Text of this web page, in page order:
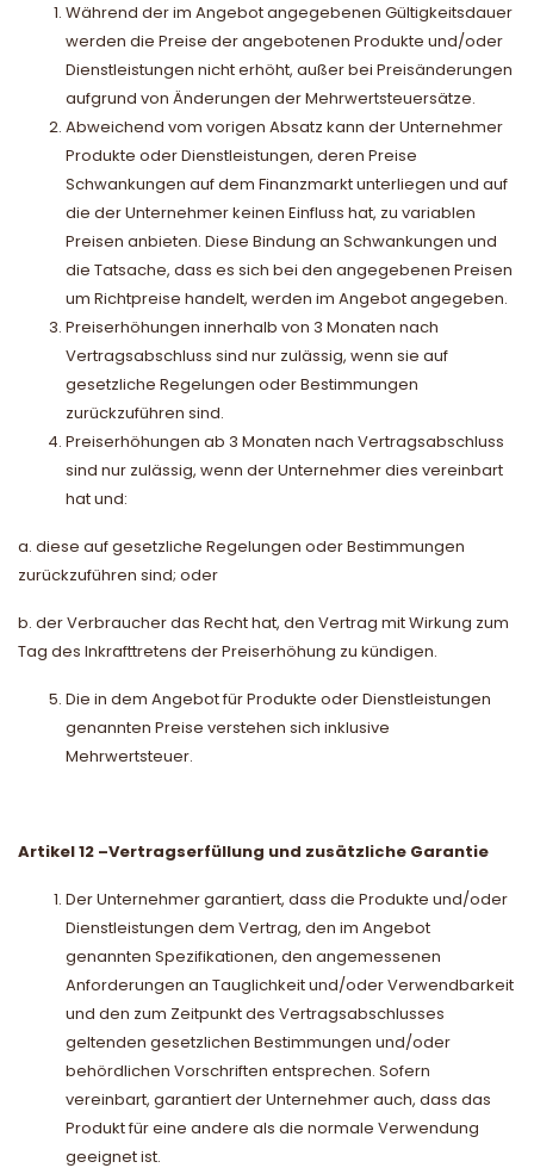
Während der im Angebot angegebenen Gültigkeitsdauer
werden die Preise der angebotenen Produkte und/oder
Dienstleistungen nicht erhöht, außer bei Preisänderungen
aufgrund von Änderungen der Mehrwertsteuersätze.
Abweichend vom vorigen Absatz kann der Unternehmer
Produkte oder Dienstleistungen, deren Preise
Schwankungen auf dem Finanzmarkt unterliegen und auf
die der Unternehmer keinen Einfluss hat, zu variablen
Preisen anbieten. Diese Bindung an Schwankungen und
die Tatsache, dass es sich bei den angegebenen Preisen
um Richtpreise handelt, werden im Angebot angegeben.
Preiserhöhungen innerhalb von 3 Monaten nach
Vertragsabschluss sind nur zulässig, wenn sie auf
gesetzliche Regelungen oder Bestimmungen
zurückzuführen sind.
Preiserhöhungen ab 3 Monaten nach Vertragsabschluss
sind nur zulässig, wenn der Unternehmer dies vereinbart
hat und:
a. diese auf gesetzliche Regelungen oder Bestimmungen
zurückzuführen sind; oder
b. der Verbraucher das Recht hat, den Vertrag mit Wirkung zum
Tag des Inkrafttretens der Preiserhöhung zu kündigen.
Die in dem Angebot für Produkte oder Dienstleistungen
genannten Preise verstehen sich inklusive
Mehrwertsteuer.
Artikel 12 –Vertragserfüllung und zusätzliche Garantie
Der Unternehmer garantiert, dass die Produkte und/oder
Dienstleistungen dem Vertrag, den im Angebot
genannten Spezifikationen, den angemessenen
Anforderungen an Tauglichkeit und/oder Verwendbarkeit
und den zum Zeitpunkt des Vertragsabschlusses
geltenden gesetzlichen Bestimmungen und/oder
behördlichen Vorschriften entsprechen. Sofern
vereinbart, garantiert der Unternehmer auch, dass das
Produkt für eine andere als die normale Verwendung
geeignet ist.